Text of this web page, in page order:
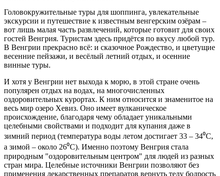
Головокружительные туры для шоппинга, увлекательные
экскурсии и путешествие к известным венгерским озёрам –
вот лишь малая часть развлечений, которые готовит для своих
гостей Венгрия. Туристам здесь придётся по вкусу любой тур.
В Венгрии прекрасно всё: и сказочное Рождество, и цветущие
весенние пейзажи, и весёлый летний отдых, и осенние
винные туры.
И хотя у Венгрии нет выхода к морю, в этой стране очень
популярен отдых на водах, на многочисленных
оздоровительных курортах. К ним относится и знаменитое на
весь мир озеро Хевиз. Оно имеет вулканическое
происхождение, благодаря чему обладает уникальными
целебными свойствами и подходит для купания даже в
зимний период (температура воды летом достигает 33 – 34⁰C,
а зимой – около 26⁰C). Именно поэтому Венгрия стала
природным "оздоровительным центром" для людей из разных
стран мира. Целебные источники Венгрии позволяют без
применения лекарственных препаратов вернуть телу бодрость